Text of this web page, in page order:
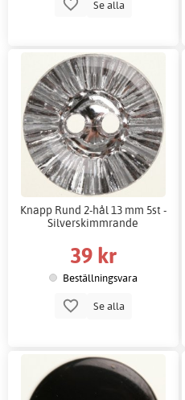
Se alla
Knapp Rund 2-hål 13 mm 5st -
Silverskimmrande
39 kr
Beställningsvara
Se alla